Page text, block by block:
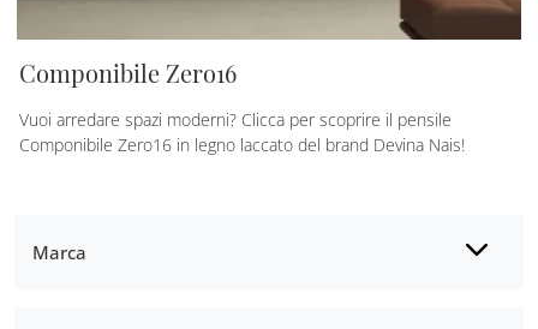
Marca
Componibile Zero16
Vuoi arredare spazi moderni? Clicca per scoprire il pensile
Componibile Zero16 in legno laccato del brand Devina Nais!